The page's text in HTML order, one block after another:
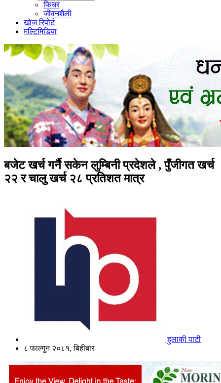
फिचर
जीवनशैली
खोज रिपोर्ट
मल्टिमिडिया
बजेट खर्च गर्नै सकेन लुम्बिनी प्रदेशले , पुँजीगत खर्च
२२ र चालु खर्च २८ प्रतिशत मात्र
हुलाकी पाटी
८ फाल्गुन २०८१, बिहीबार